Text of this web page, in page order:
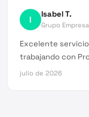
I Isabel T.
Grupo
Excelente
trabajando con
julio de 2026